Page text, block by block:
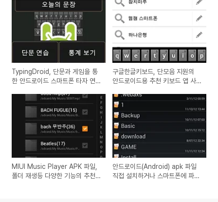
TypingDroid, 단문과 게임을 통
한 안드로이드 스마트폰 타자 연
구글한글키보드, 단모음 지원의
안드로이드용 추천 키보드 앱 사
MIUI Music Player APK 파일,
폴더 재생등 다양한 기능의 추천
안드로이드(Android) apk 파일
직접 설치하거나 스마트폰에 파일